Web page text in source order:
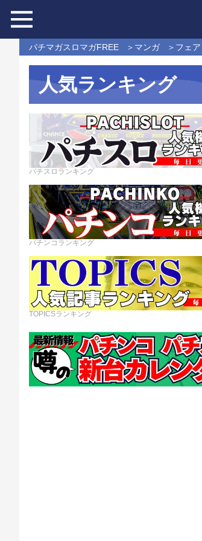
パチマガスロマガFREE マンガ フェ
人気ランキング
パチスロランキング
パチンコランキング
TOPICSランキング